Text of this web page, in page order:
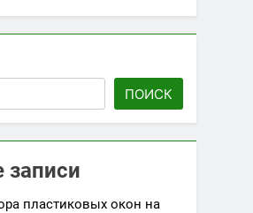
ПОИСК
записи
пластиковых окон на